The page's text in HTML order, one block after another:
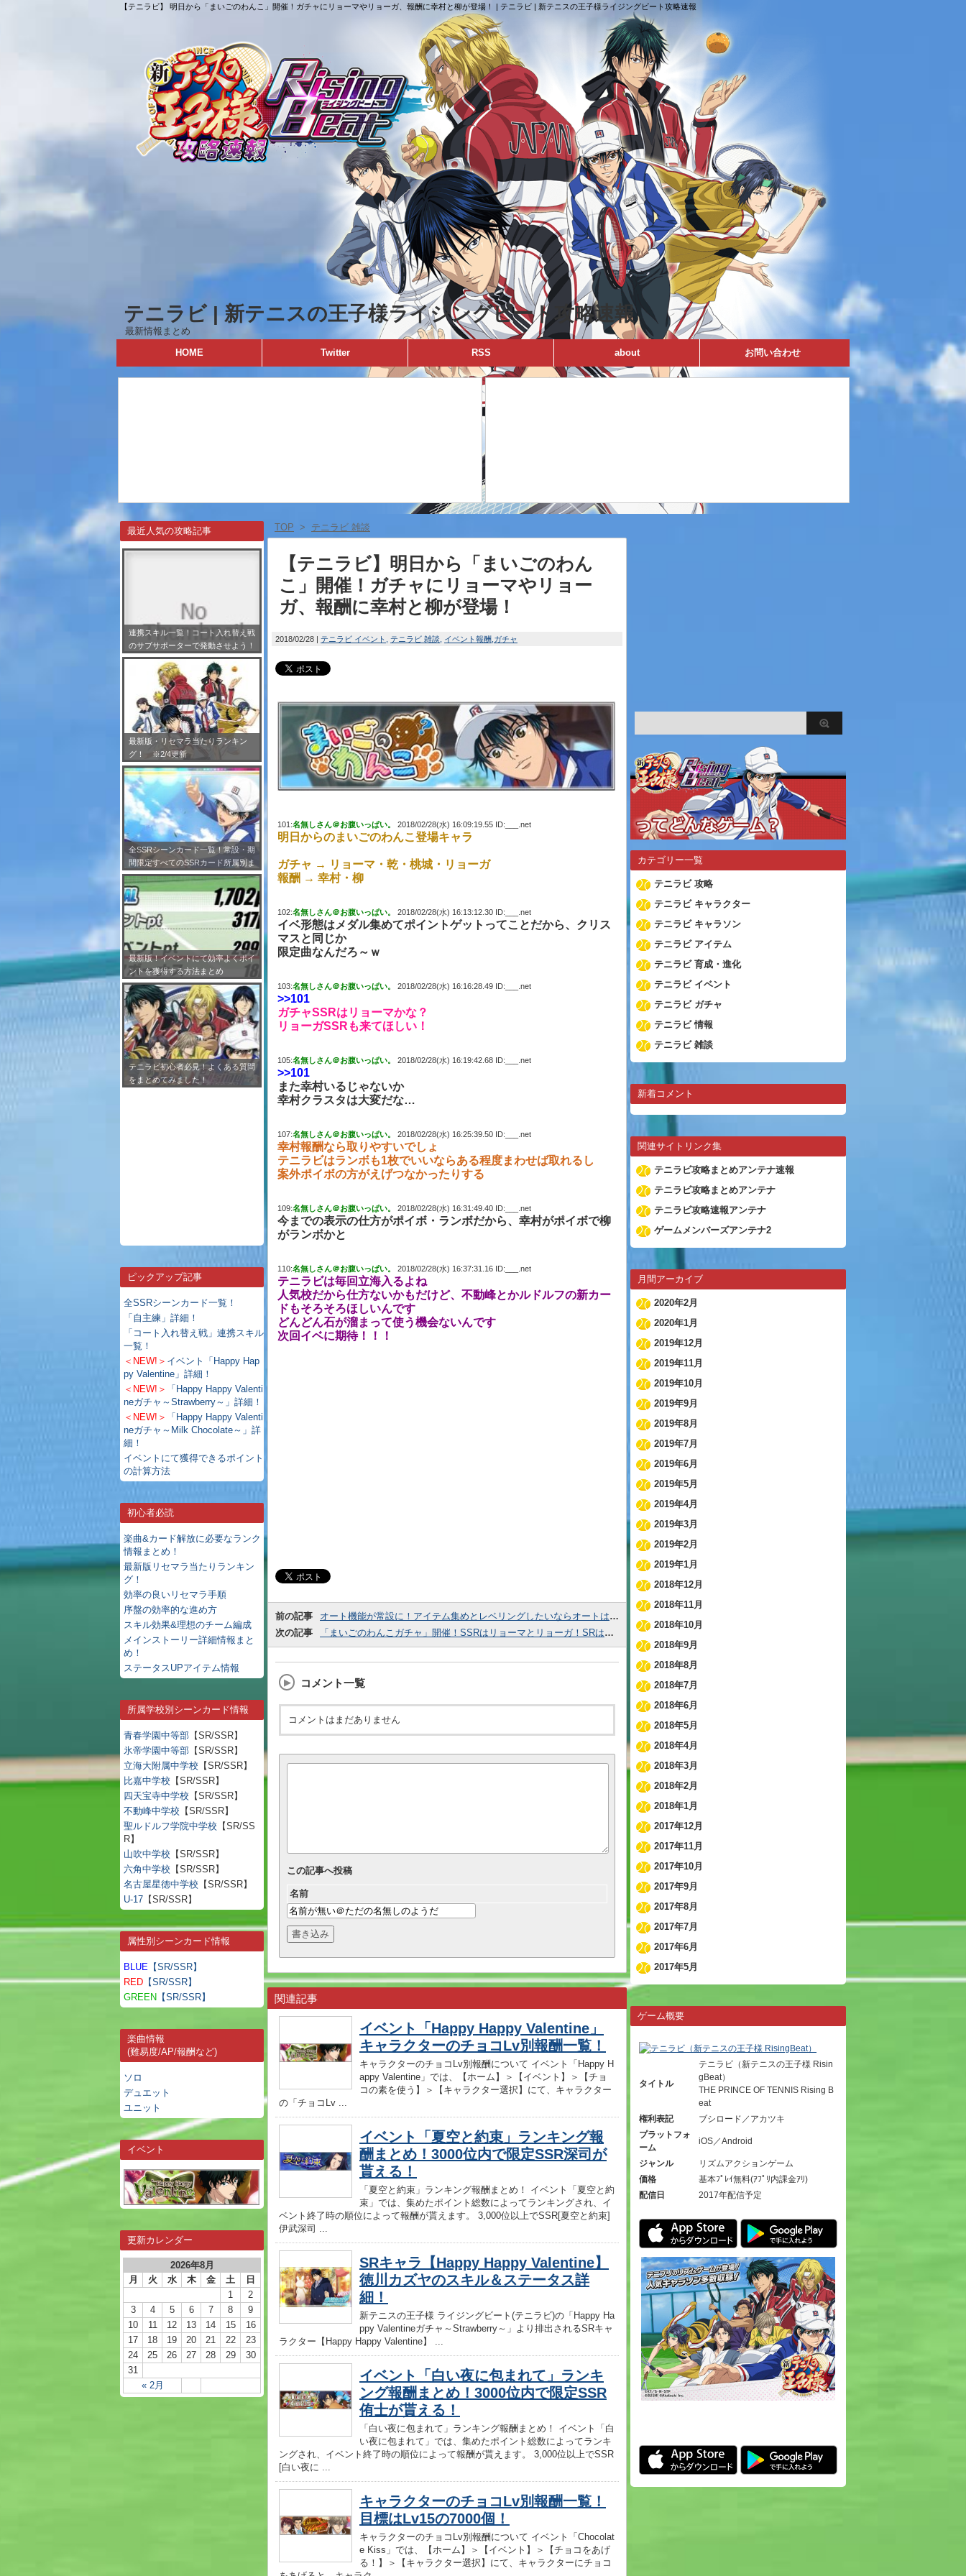
【テニラビ】 明日から「まいごのわんこ」開催！ガチャにリョーマやリョーガ、報酬に幸村と柳が登場！ | テニラビ | 新テニスの王子様ライジングビート攻略速報
テニラビ | 新テニスの王子様ライジングビート攻略速報
最新情報まとめ
HOME
Twitter RSS about お問い合わせ
最近人気の攻略記事
連携スキル一覧！コート入れ替え戦
のサブサポーターで発動させよう！
※7/24更新
最新版・リセマラ当たりランキン
グ！ ※2/4更新
全SSRシーンカード一覧！常設・期
間限定すべてのSSRカード所属別ま
とめ！※2/4更新
最新版！イベントにて効率よくポイ
ントを獲得する方法まとめ
テニラビ初心者必見！よくある質問
をまとめてみました！
ピックアップ記事
全SSRシーンカード一覧！
「自主練」詳細！
「コート入れ替え戦」連携スキル
一覧！
＜NEW!＞ イベント「Happy Hap
py Valentine」詳細！
＜NEW!＞
「Happy Happy Valenti
neガチャ～Strawberry～」詳細！
＜NEW!＞
「Happy Happy Valenti
neガチャ～Milk Chocolate～」詳
細！
イベントにて獲得できるポイント
の計算方法
初心者必読
楽曲&カード解放に必要なランク
情報まとめ！
最新版リセマラ当たりランキン
グ！
効率の良いリセマラ手順
序盤の効率的な進め方
スキル効果&理想のチーム編成
メインストーリー詳細情報まと
め！
ステータスUPアイテム情報
所属学校別シーンカード情報
青春学園中等部 【SR/SSR】
氷帝学園中等部 【SR/SSR】
立海大附属中学校 【SR/SSR】
比嘉中学校 【SR/SSR】
四天宝寺中学校 【SR/SSR】
不動峰中学校 【SR/SSR】
聖ルドルフ学院中学校 【SR/SS
R】
山吹中学校 【SR/SSR】
六角中学校 【SR/SSR】
名古屋星徳中学校 【SR/SSR】
U-17 【SR/SSR】
属性別シーンカード情報
BLUE 【SR/SSR】
RED 【SR/SSR】
GREEN 【SR/SSR】
楽曲情報
(難易度/AP/報酬など)
ソロ
デュエット
ユニット
イベント
更新カレンダー
2026年8月
月
火 水 木 金 土 日
« 2月
1
2
3
4 5 6 7 8
9
10
11 12 13 14 15
16
17
18 19 20 21 22
23
24
25 26 27 28 29
30
31
TOP > テニラビ 雑談
【テニラビ】明日から「まいごのわん
こ」開催！ガチャにリョーマやリョー
ガ、報酬に幸村と柳が登場！
2018/02/28 テニラビ イベント テニラビ 雑談 イベント報酬 ガチャ
101:名無しさん＠お腹いっぱい。 2018/02/28(水) 16:09:19.55 ID:___.net
明日からのまいごのわんこ登場キャラ
ガチャ → リョーマ・乾・桃城・リョーガ
報酬 → 幸村・柳
102:名無しさん＠お腹いっぱい。 2018/02/28(水) 16:13:12.30 ID:___.net
イベ形態はメダル集めてポイントゲットってことだから、クリス
マスと同じか
限定曲なんだろ～ｗ
103:名無しさん＠お腹いっぱい。 2018/02/28(水) 16:16:28.49 ID:___.net
>>101
ガチャSSRはリョーマかな？
リョーガSSRも来てほしい！
105:名無しさん＠お腹いっぱい。 2018/02/28(水) 16:19:42.68 ID:___.net
>>101
また幸村いるじゃないか
幸村クラスタは大変だな…
107:名無しさん＠お腹いっぱい。 2018/02/28(水) 16:25:39.50 ID:___.net
幸村報酬なら取りやすいでしょ
テニラビはランボも1枚でいいならある程度まわせば取れるし
案外ポイボの方がえげつなかったりする
109:名無しさん＠お腹いっぱい。 2018/02/28(水) 16:31:49.40 ID:___.net
今までの表示の仕方がポイボ・ランボだから、幸村がポイボで柳
がランボかと
110:名無しさん＠お腹いっぱい。 2018/02/28(水) 16:37:31.16 ID:___.net
テニラビは毎回立海入るよね
人気校だから仕方ないかもだけど、不動峰とかルドルフの新カー
ドもそろそろほしいんです
どんどん石が溜まって使う機会ないんです
次回イベに期待！！！
前の記事
オート機能が常設に！アイテム集めとレベリングしたいならオートは有効だぞ！
次の記事
「まいごのわんこガチャ」開催！SSRはリョーマとリョーガ！SRは桃城・乾が登場！
コメント一覧
コメントはまだありません
この記事へ投稿
名前
関連記事
イベント「Happy Happy Valentine」
キャラクターのチョコLv別報酬一覧！
キャラクターのチョコLv別報酬について イベント「Happy H
appy Valentine」では、【ホーム】＞【イベント】＞【チョ
コの素を使う】＞【キャラクター選択】にて、キャラクター
の「チョコLv ...
イベント「夏空と約束」ランキング報
酬まとめ！3000位内で限定SSR深司が
貰える！
「夏空と約束」ランキング報酬まとめ！ イベント「夏空と約
束」では、集めたポイント総数によってランキングされ、イ
ベント終了時の順位によって報酬が貰えます。 3,000位以上でSSR[夏空と約束]
伊武深司 ...
SRキャラ【Happy Happy Valentine】
徳川カズヤのスキル＆ステータス詳
細！
新テニスの王子様 ライジングビート(テニラビ)の「Happy Ha
ppy Valentineガチャ～Strawberry～」より排出されるSRキャ
ラクター【Happy Happy Valentine】 ...
イベント「白い夜に包まれて」ランキ
ング報酬まとめ！3000位内で限定SSR
侑士が貰える！
「白い夜に包まれて」ランキング報酬まとめ！ イベント「白
い夜に包まれて」では、集めたポイント総数によってランキ
ングされ、イベント終了時の順位によって報酬が貰えます。 3,000位以上でSSR
[白い夜に ...
キャラクターのチョコLv別報酬一覧！
目標はLv15の7000個！
キャラクターのチョコLv別報酬について イベント「Chocolat
e Kiss」では、【ホーム】＞【イベント】＞【チョコをあげ
る！】＞【キャラクター選択】にて、キャラクターにチョコ
カテゴリー一覧
テニラビ 攻略
テニラビ キャラクター
テニラビ キャラソン
テニラビ アイテム
テニラビ 育成・進化
テニラビ イベント
テニラビ ガチャ
テニラビ 情報
テニラビ 雑談
新着コメント
関連サイトリンク集
テニラビ攻略まとめアンテナ速報
テニラビ攻略まとめアンテナ
テニラビ攻略速報アンテナ
ゲームメンバーズアンテナ2
月間アーカイブ
2020年2月
2020年1月
2019年12月
2019年11月
2019年10月
2019年9月
2019年8月
2019年7月
2019年6月
2019年5月
2019年4月
2019年3月
2019年2月
2019年1月
2018年12月
2018年11月
2018年10月
2018年9月
2018年8月
2018年7月
2018年6月
2018年5月
2018年4月
2018年3月
2018年2月
2018年1月
2017年12月
2017年11月
2017年10月
2017年9月
2017年8月
2017年7月
2017年6月
2017年5月
ゲーム概要
タイトル
テニラビ（新テニスの王子様 Risin
gBeat）
THE PRINCE OF TENNIS Rising B
eat
権利表記
ブシロード／アカツキ
プラットフォ
ーム
iOS／Android
ジャンル
リズムアクションゲーム
価格
基本ﾌﾟﾚｲ無料(ｱﾌﾟﾘ内課金ｱﾘ)
配信日
2017年配信予定